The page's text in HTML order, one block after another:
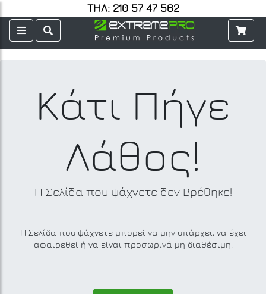
ΤΗΛ: 210 57 47 562
Κάτι Πήγε
Λάθος!
Η Σελίδα που ψάχνετε δεν Βρέθηκε!
Η Σελίδα που ψάχνετε μπορεί να μην υπάρχει, να έχει
αφαιρεθεί ή να είναι προσωρινά μη διαθέσιμη.